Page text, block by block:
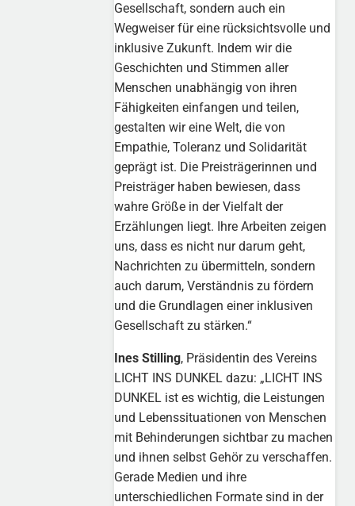
Gesellschaft, sondern auch ein
Wegweiser für eine rücksichtsvolle und
inklusive Zukunft. Indem wir die
Geschichten und Stimmen aller
Menschen unabhängig von ihren
Fähigkeiten einfangen und teilen,
gestalten wir eine Welt, die von
Empathie, Toleranz und Solidarität
geprägt ist. Die Preisträgerinnen und
Preisträger haben bewiesen, dass
wahre Größe in der Vielfalt der
Erzählungen liegt. Ihre Arbeiten zeigen
uns, dass es nicht nur darum geht,
Nachrichten zu übermitteln, sondern
auch darum, Verständnis zu fördern
und die Grundlagen einer inklusiven
Gesellschaft zu stärken.“
Ines Stilling, Präsidentin des Vereins
LICHT INS DUNKEL dazu: „LICHT INS
DUNKEL ist es wichtig, die Leistungen
und Lebenssituationen von Menschen
mit Behinderungen sichtbar zu machen
und ihnen selbst Gehör zu verschaffen.
Gerade Medien und ihre
unterschiedlichen Formate sind in der